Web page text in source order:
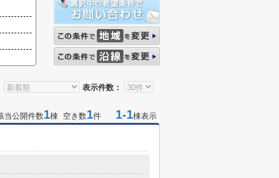
表示件数：
当公開件数1棟 空き数1件 1-1棟表示